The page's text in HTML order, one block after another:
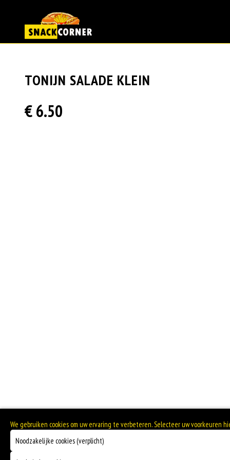
TONIJN SALADE KLEIN
€ 6.50
We gebruiken cookies om uw ervaring te verbeteren. Selecteer uw voorkeuren
Noodzakelijke cookies (verplicht)